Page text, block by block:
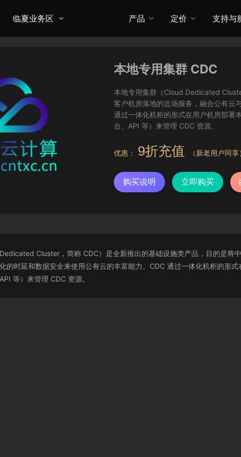
临夏业务区 产品 定价 支持与
本地专用集群 CDC
本地专用集群（Cloud Dedicated
客户机房落地的近场服务，融合公有云
通过一体化机柜的形式在用户机房部署
台、API 等）来管理 CDC 资源。
优惠： 9折充值 （新老用户同享
购买说明 立即购买
Cluster，简称 CDC）是全新推出的基础设施类产品，目的是将
的时延和数据安全来使用公有云的丰富能力。CDC 通过一体化机柜的形
等）来管理 CDC 资源。